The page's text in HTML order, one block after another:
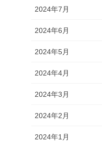
2024年7月
2024年6月
2024年5月
2024年4月
2024年3月
2024年2月
2024年1月